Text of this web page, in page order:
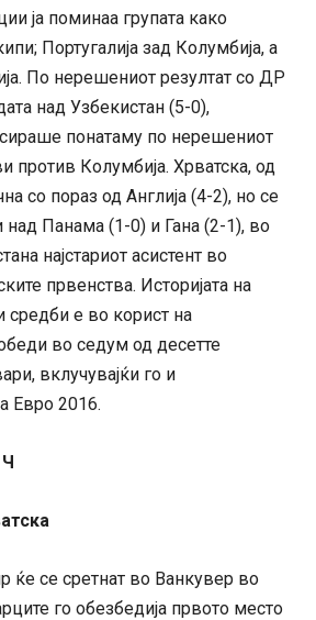
ја поминаа групата како
Португалија зад Колумбија, а
По нерешениот резултат со ДР
над Узбекистан (5-0),
понатаму по нерешениот
против Колумбија. Хрватска, од
со пораз од Англија (4-2), но се
Панама (1-0) и Гана (2-1), во
најстариот асистент во
првенства. Историјата на
средби е во корист на
во седум од десетте
вклучувајќи го и
Евро 2016.
ќе се сретнат во Ванкувер во
го обезбедија првото место